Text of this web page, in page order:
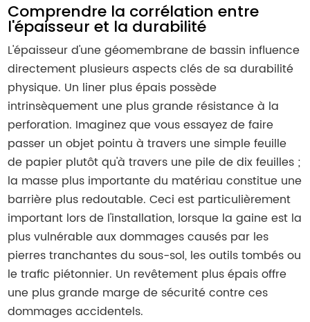
Comprendre la corrélation entre
l'épaisseur et la durabilité
L'épaisseur d'une géomembrane de bassin influence
directement plusieurs aspects clés de sa durabilité
physique. Un liner plus épais possède
intrinsèquement une plus grande résistance à la
perforation. Imaginez que vous essayez de faire
passer un objet pointu à travers une simple feuille
de papier plutôt qu'à travers une pile de dix feuilles ;
la masse plus importante du matériau constitue une
barrière plus redoutable. Ceci est particulièrement
important lors de l'installation, lorsque la gaine est la
plus vulnérable aux dommages causés par les
pierres tranchantes du sous-sol, les outils tombés ou
le trafic piétonnier. Un revêtement plus épais offre
une plus grande marge de sécurité contre ces
dommages accidentels.